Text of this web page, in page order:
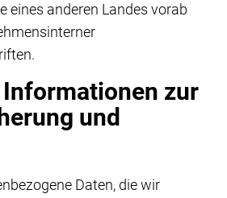
eines anderen Landes vorab
zur
und
Daten, die wir